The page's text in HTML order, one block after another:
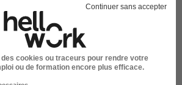
- 38 Intérim
plus disponible depuis le 24/04/26
Continuer sans accepter
cookies ou traceurs pour rendre votre
ou de formation encore plus efficace.